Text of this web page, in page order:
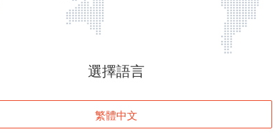
頁面無法顯示
登入
選擇語言
繁體中文